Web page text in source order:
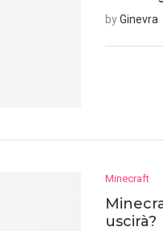
byGinevra
Minecraft
uscirà?